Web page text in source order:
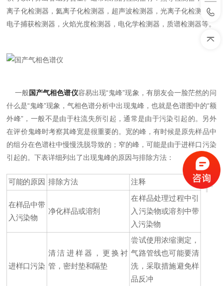
离子化检测器，氦离子化检测器，超声波检测器，光离子化检测器，
电子捕获检测器，火焰光度检测器，电化学检测器，质谱检测器等。
一般国产气相色谱仪容易出现“鬼峰”现象，有朋友会一脸茫然的问
什么是“鬼峰”现象，气相色谱分析中出现鬼峰，也就是色谱图中的“额
外峰”，一般不是由于柱流失所引起，通常是由于污染引起的。另外
在评价鬼峰时考察其峰宽是很重要的。宽的峰，有时候是原先样品中
的组分在色谱柱中慢慢洗脱导致的；窄的峰，可能是由于进样口污染
引起的。下表详细列出了出现鬼峰的原因与排除方法：
+
可能的原因 排除方法 注释
在样品中带
入污染物
净化样品或溶剂
在样品处理过程中引
入污染物或溶剂中带
入污染物
进样口污染
清洁进样器，更换衬
管，密封垫和隔垫
尝试使用浓缩测定，
气路管线也可能要清
洗，采取措施避免样
品反冲